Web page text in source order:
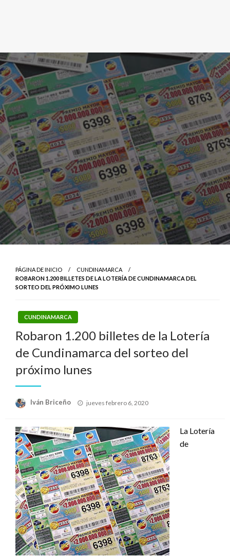
PÁGINA DE INICIO
CUNDINAMARCA
ROBARON 1.200 BILLETES DE LA LOTERÍA DE CUNDINAMARCA DEL
SORTEO DEL PRÓXIMO LUNES
CUNDINAMARCA
Robaron 1.200 billetes de la Lotería
de Cundinamarca del sorteo del
próximo lunes
Iván Briceño
Publicado
jueves febrero 6, 2020
La Lotería
de